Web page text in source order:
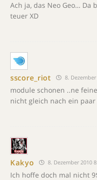
Ach ja, das Neo Geo… Da
teuer XD
sscore_riot 8.
module schonen ..ne
nicht gleich nach ein
Kakyo 8. Dezember 2010
Ich hoffe doch mal nicht